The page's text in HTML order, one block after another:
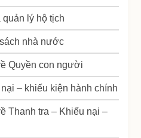
lý hộ tịch
nhà nước
Quyền con người
– khiếu kiện hành chính
Thanh tra – Khiếu nại –